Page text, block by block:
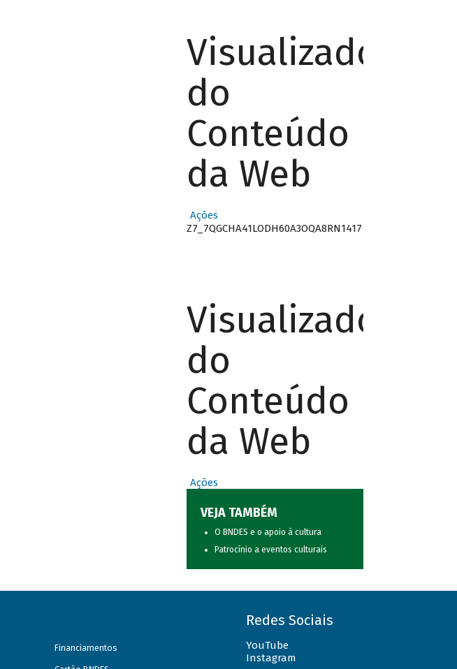
Visualizador
do
Conteúdo
da Web
Ações
Z7_7QGCHA41LODH60A3OQA8RN1417
Visualizador
do
Conteúdo
da Web
Ações
VEJA TAMBÉM
O BNDES e o apoio à cultura
Patrocínio a eventos culturais
Financiamentos
Redes Sociais
YouTube
Instagram